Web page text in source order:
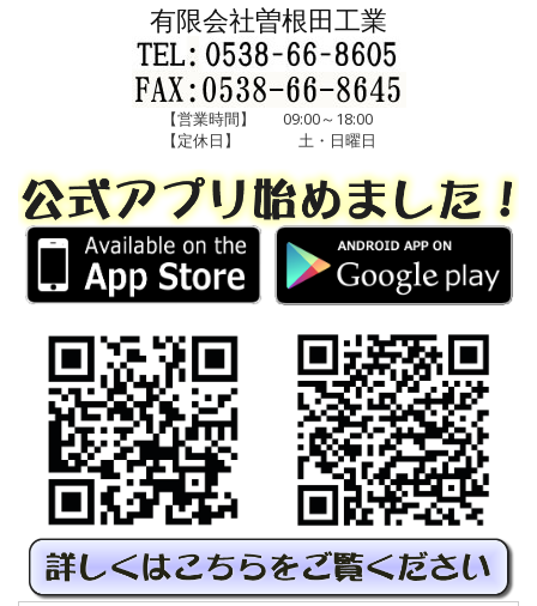
有限会社曽根田工業
【営業時間】
【定休日】
09:00～18:00
土・日曜日